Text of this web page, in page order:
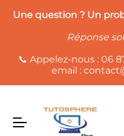
Une question ? Un
Réponse
📞 Appelez-nous : 06
email :